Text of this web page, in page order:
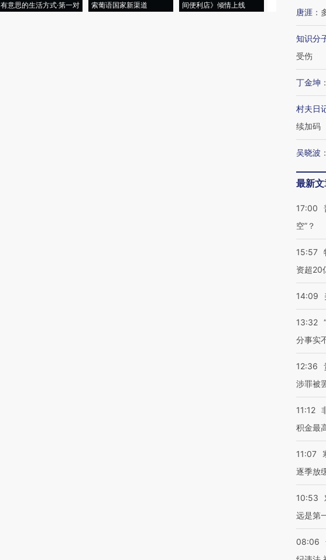
有意思的生活方式·第一对
索葡语国家新渠道
间便利店》倾情上线
唐涯 ：
知识分
受伤
丁金坤 ：
村夫日
续加码
吴晓波 ：
最新
17:00
空”？
15:57
资超20
14:09
13:32
分事实
12:36
涉罪被
11:12
积金最
11:07
逐季放
10:53
远是第
08:06